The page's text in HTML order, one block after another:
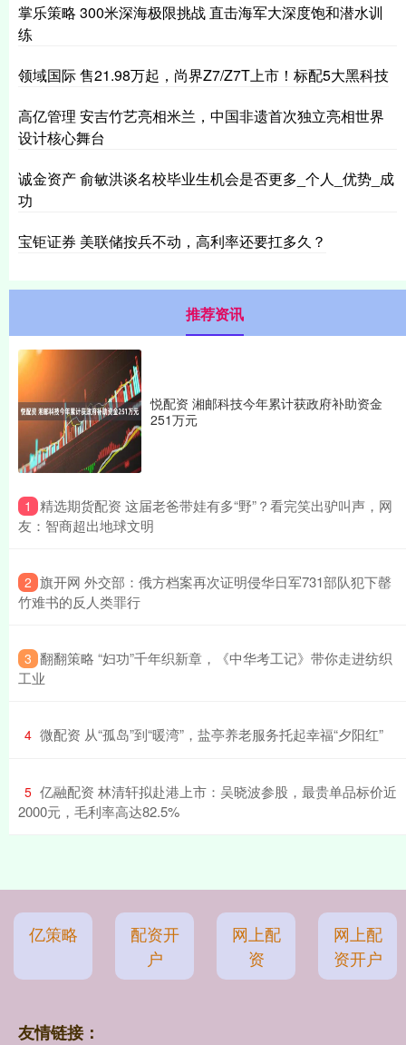
掌乐策略 300米深海极限挑战 直击海军大深度饱和潜水训
练
领域国际 售21.98万起，尚界Z7/Z7T上市！标配5大黑科技
高亿管理 安吉竹艺亮相米兰，中国非遗首次独立亮相世界
设计核心舞台
诚金资产 俞敏洪谈名校毕业生机会是否更多_个人_优势_成
功
宝钜证券 美联储按兵不动，高利率还要扛多久？
推荐资讯
悦配资 湘邮科技今年累计获政府补助资金
251万元
1 ​精选期货配资 这届老爸带娃有多“野”？看完笑出驴叫声，网
友：智商超出地球文明
2 ​旗开网 外交部：俄方档案再次证明侵华日军731部队犯下罄
竹难书的反人类罪行
3 ​翻翻策略 “妇功”千年织新章，《中华考工记》带你走进纺织
工业
4 ​微配资 从“孤岛”到“暖湾”，盐亭养老服务托起幸福“夕阳红”
5 ​亿融配资 林清轩拟赴港上市：吴晓波参股，最贵单品标价近
2000元，毛利率高达82.5%
亿策略
配资开
户
网上配
资
网上配
资开户
友情链接：